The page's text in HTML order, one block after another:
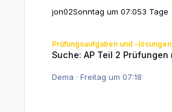
jon02Sonntag um 07:053 Tage
Prüfungsaufgaben und -lösungen
Suche: AP Teil 2
Dema · Freitag um 07:18